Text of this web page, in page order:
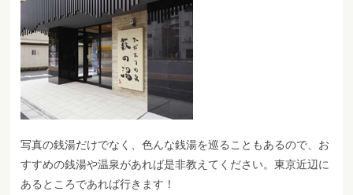
写真の銭湯だけでなく、色んな銭湯を巡ることもあるので、お
すすめの銭湯や温泉があれば是非教えてください。東京近辺に
あるところであれば行きます！